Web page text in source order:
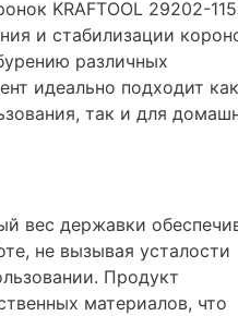
KRAFTOOL 29202-115
и стабилизации
различных
идеально подходит
так и для
вес державки
не вызывая усталости
Продукт
материалов, что